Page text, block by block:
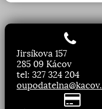
Jirsíkova 157
285 09 Kácov
tel: 327 324 204